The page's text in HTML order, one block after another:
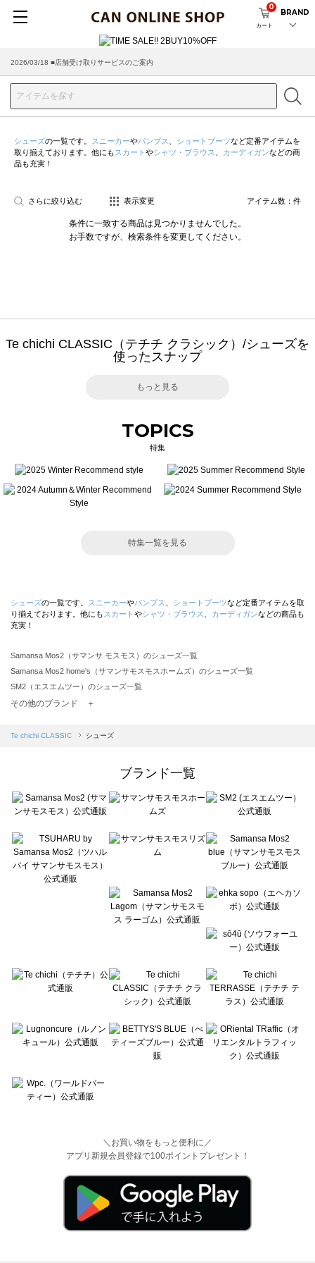
カート
0
BRAND
2026/03/18 ■店舗受け取りサービスのご案内
シューズの一覧です。 スニーカーやパンプス ショートブーツなど定番アイテムを
取り揃えております。他にも スカート やシャツ・ブラウス カーディガンなどの商
品も充実！
さらに絞り込む 表示変更 アイテム数： 件
条件に一致する商品は見つかりませんでした。
お手数ですが、検索条件を変更してください。
Te chichi CLASSIC（テチチ クラシック）/シューズを
使ったスナップ
もっと見る
TOPICS
特集
特集一覧を見る
シューズの一覧です。 スニーカーやパンプス ショートブーツなど定番アイテムを取
り揃えております。他にも スカート やシャツ・ブラウス カーディガンなどの商品も
充実！
Samansa Mos2（サマンサ モスモス）のシューズ一覧
Samansa Mos2 home's（サマンサモスモスホームズ）のシューズ一覧
SM2（エスエムツー）のシューズ一覧
TSUHARU by Samansa Mos2（ツハルバイサマンサモスモス）のシューズ一覧
Samansa Mos2 blue（サマンサモスモス ブルー）のシューズ一覧
sō4ū（ソウフォーユー）のシューズ一覧
Te chichi（テチチ）のシューズ一覧
Te chichi CLASSIC（テチチ クラシック）のシューズ一覧
Lugnoncure（ルノンキュール）のシューズ一覧
BETTY'S BLUE（べティーズブルー）のシューズ一覧
Wpc.（ワールドパーティー）のシューズ一覧
その他のブランド ＋
Te chichi CLASSIC シューズ
ブランド一覧
＼お買い物をもっと便利に／
アプリ新規会員登録で100ポイントプレゼント！